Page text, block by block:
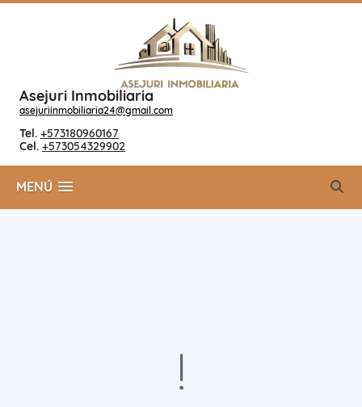
Asejuri Inmobiliaria
asejuriinmobiliaria24@gmail.com
Tel. +573180960167
Cel. +573054329902
MENÚ